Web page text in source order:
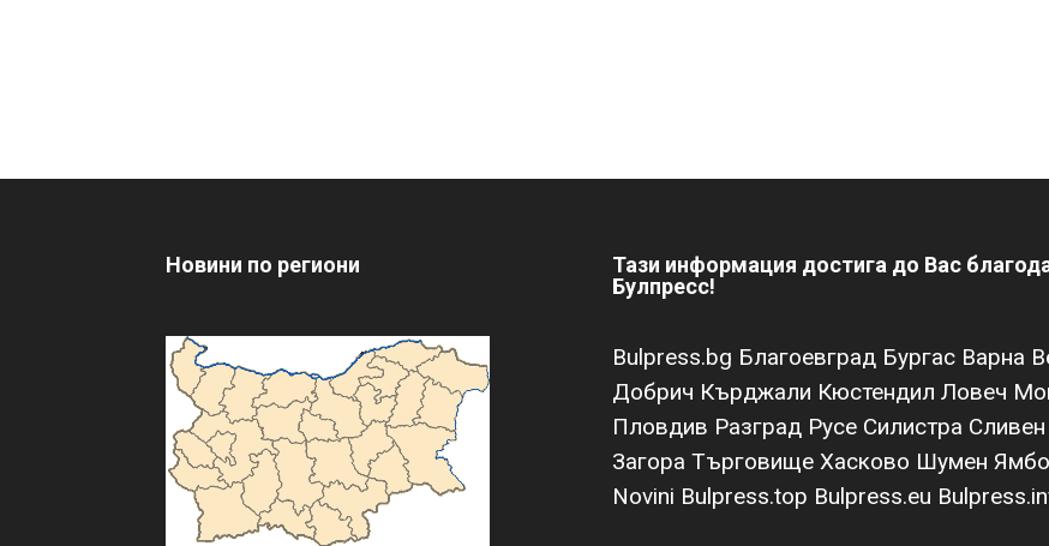
Новини по региони
Тази информация достига до Вас
Булпресс!
Bulpress.bg Благоевград Бургас Варна
Добрич Кърджали Кюстендил Ловеч
Пловдив Разград Русе Силистра Сливен
Загора Търговище Хасково Шумен
Novini Bulpress.top Bulpress.eu